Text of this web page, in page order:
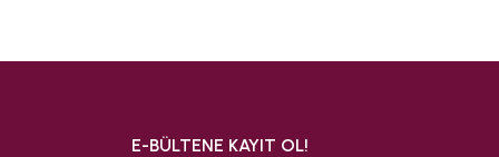
E-BÜLTENE KAYIT OL!